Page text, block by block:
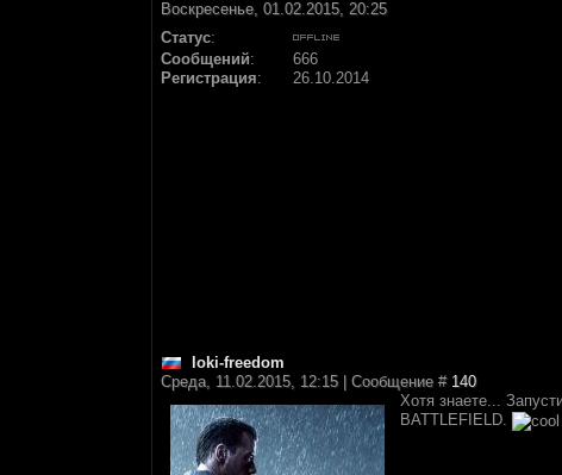
Воскресенье, 01.02.2015, 20:25
Статус:
Сообщений:
666
Регистрация: 26.10.2014
loki-freedom
Среда, 11.02.2015, 12:15 | Сообщение # 140
Хотя знаете...
BATTLEFIELD.